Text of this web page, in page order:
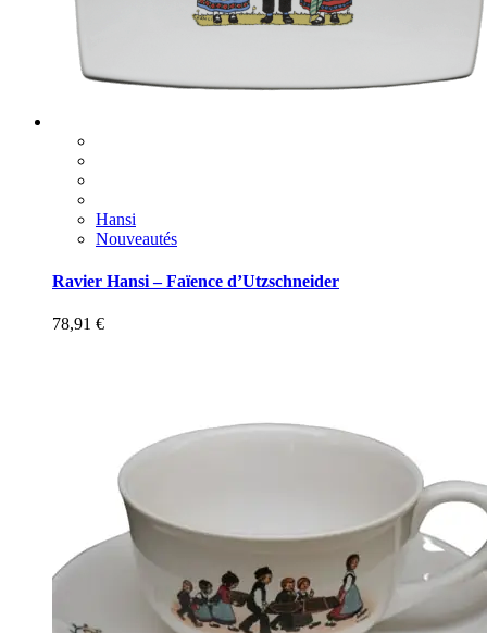
Hansi
Nouveautés
Ravier Hansi – Faïence d’Utzschneider
78,91 €